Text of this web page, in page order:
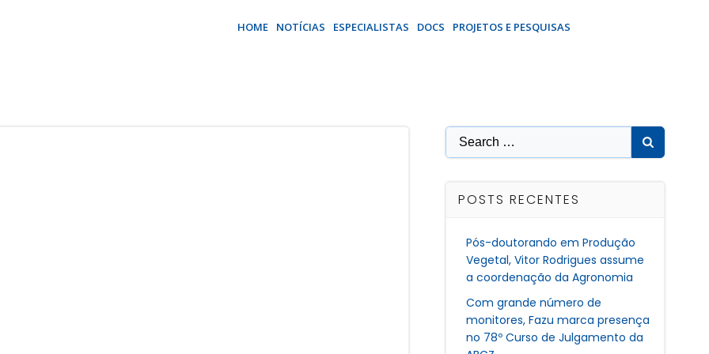
HOME NOTÍCIAS ESPECIALISTAS DOCS PROJETOS E PESQUISAS
Search
for:
POSTS RECENTES
Pós-doutorando em Produção
Vegetal, Vitor Rodrigues assume
a coordenação da Agronomia
Com grande número de
monitores, Fazu marca presença
no 78º Curso de Julgamento da